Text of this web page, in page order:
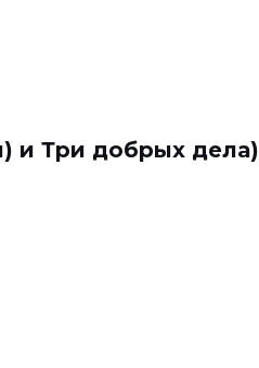
и Три добрых дела)